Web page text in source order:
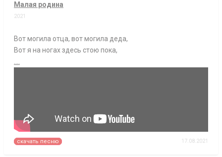
Малая родина
2021
Вот могила отца, вот могила деда,
Вот я на ногах здесь стою пока,
скачать песню 17.08.2021